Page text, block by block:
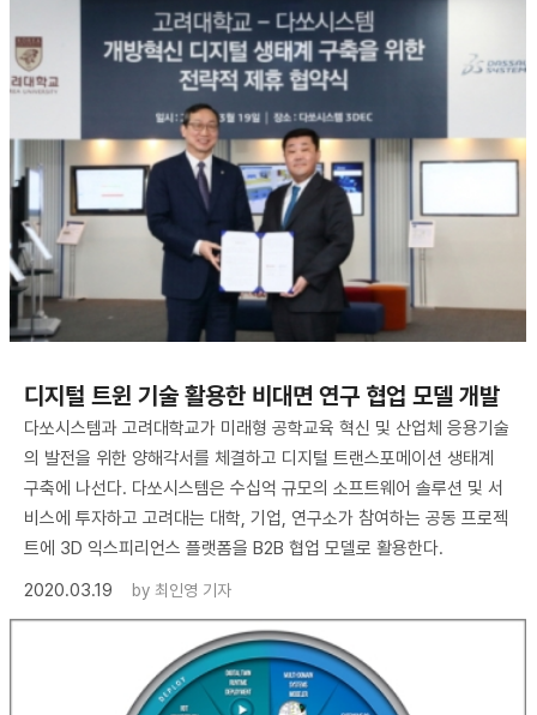
디지털 트윈 기술 활용한 비대면 연구 협업 모델 개발
다쏘시스템과 고려대학교가 미래형 공학교육 혁신 및 산업체 응용기술
의 발전을 위한 양해각서를 체결하고 디지털 트랜스포메이션 생태계
구축에 나선다. 다쏘시스템은 수십억 규모의 소프트웨어 솔루션 및 서
비스에 투자하고 고려대는 대학, 기업, 연구소가 참여하는 공동 프로젝
트에 3D 익스피리언스 플랫폼을 B2B 협업 모델로 활용한다.
2020.03.19
by 최인영 기자